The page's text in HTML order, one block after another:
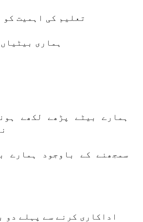
تعلیم کی اہمیت کو
ہماری
ہمارے بیٹے پڑھے لکھے
سمجھنے کے باوجود ہمارے
اداکاری کرنے سے پہلے دو